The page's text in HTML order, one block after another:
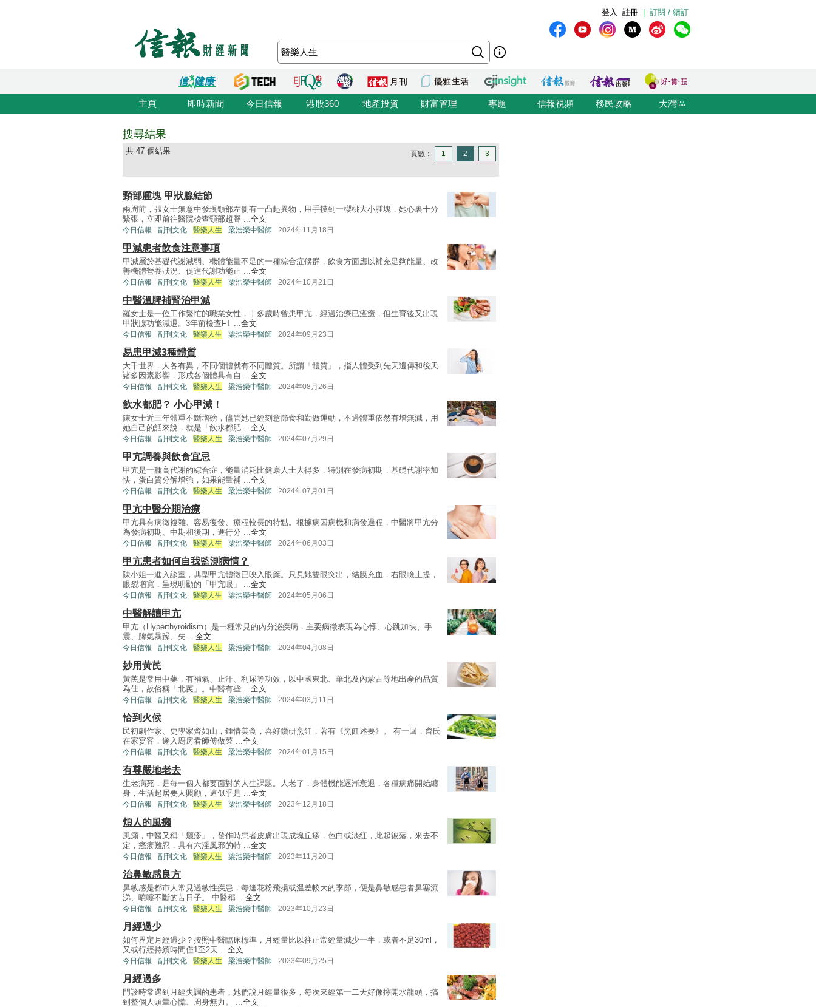
訂閱 / 續訂
註冊
登入
主頁 即時新聞 今日信報 港股360 地產投資 財富管理 專題 信報視頻 移民攻略 大灣區
搜尋結果
共 47 個結果 頁數： 1 2 3
頸部腫塊 甲狀腺結節
兩周前，張女士無意中發現頸部左側有一凸起異物，用手摸到一櫻桃大小腫塊，她心裏十分
緊張，立即前往醫院檢查頸部超聲 ...全文
今日信報 副刊文化 醫樂人生 梁浩榮中醫師 2024年11月18日
甲減患者飲食注意事項
甲減屬於基礎代謝減弱、機體能量不足的一種綜合症候群，飲食方面應以補充足夠能量、改
善機體營養狀況、促進代謝功能正 ...全文
今日信報 副刊文化 醫樂人生 梁浩榮中醫師 2024年10月21日
中醫溫脾補腎治甲減
羅女士是一位工作繁忙的職業女性，十多歲時曾患甲亢，經過治療已痊癒，但生育後又出現
甲狀腺功能減退。3年前檢查FT ...全文
今日信報 副刊文化 醫樂人生 梁浩榮中醫師 2024年09月23日
易患甲減3種體質
大千世界，人各有異，不同個體就有不同體質。所謂「體質」，指人體受到先天遺傳和後天
諸多因素影響，形成各個體具有自 ...全文
今日信報 副刊文化 醫樂人生 梁浩榮中醫師 2024年08月26日
飲水都肥？ 小心甲減！
陳女士近三年體重不斷增磅，儘管她已經刻意節食和勤做運動，不過體重依然有增無減，用
她自己的話來說，就是「飲水都肥 ...全文
今日信報 副刊文化 醫樂人生 梁浩榮中醫師 2024年07月29日
甲亢調養與飲食宜忌
甲亢是一種高代謝的綜合症，能量消耗比健康人士大得多，特別在發病初期，基礎代謝率加
快，蛋白質分解增強，如果能量補 ...全文
今日信報 副刊文化 醫樂人生 梁浩榮中醫師 2024年07月01日
甲亢中醫分期治療
甲亢具有病徵複雜、容易復發、療程較長的特點。根據病因病機和病發過程，中醫將甲亢分
為發病初期、中期和後期，進行分 ...全文
今日信報 副刊文化 醫樂人生 梁浩榮中醫師 2024年06月03日
甲亢患者如何自我監測病情？
陳小姐一進入診室，典型甲亢體徵已映入眼簾。只見她雙眼突出，結膜充血，右眼瞼上提，
眼裂增寬，呈現明顯的「甲亢眼」 ...全文
今日信報 副刊文化 醫樂人生 梁浩榮中醫師 2024年05月06日
中醫解讀甲亢
甲亢（Hyperthyroidism）是一種常見的內分泌疾病，主要病徵表現為心悸、心跳加快、手
震、脾氣暴躁、失 ...全文
今日信報 副刊文化 醫樂人生 梁浩榮中醫師 2024年04月08日
妙用黃芪
黃芪是常用中藥，有補氣、止汗、利尿等功效，以中國東北、華北及內蒙古等地出產的品質
為佳，故俗稱「北芪」。中醫有些 ...全文
今日信報 副刊文化 醫樂人生 梁浩榮中醫師 2024年03月11日
恰到火候
民初劇作家、史學家齊如山，鍾情美食，喜好鑽研烹飪，著有《烹飪述要》。 有一回，齊氏
在家宴客，遂入廚房看師傅做菜 ...全文
今日信報 副刊文化 醫樂人生 梁浩榮中醫師 2024年01月15日
有尊嚴地老去
生老病死，是每一個人都要面對的人生課題。人老了，身體機能逐漸衰退，各種病痛開始纏
身，生活起居要人照顧，這似乎是 ...全文
今日信報 副刊文化 醫樂人生 梁浩榮中醫師 2023年12月18日
煩人的風癩
風癩，中醫又稱「癮疹」，發作時患者皮膚出現成塊丘疹，色白或淡紅，此起彼落，來去不
定，瘙癢難忍，具有六淫風邪的特 ...全文
今日信報 副刊文化 醫樂人生 梁浩榮中醫師 2023年11月20日
治鼻敏感良方
鼻敏感是都市人常見過敏性疾患，每逢花粉飛揚或溫差較大的季節，便是鼻敏感患者鼻塞流
涕、噴嚏不斷的苦日子。 中醫稱 ...全文
今日信報 副刊文化 醫樂人生 梁浩榮中醫師 2023年10月23日
月經過少
如何界定月經過少？按照中醫臨床標準，月經量比以往正常經量減少一半，或者不足30ml，
又或行經持續時間僅1至2天 ...全文
今日信報 副刊文化 醫樂人生 梁浩榮中醫師 2023年09月25日
月經過多
門診時常遇到月經失調的患者，她們說月經量很多，每次來經第一二天好像擰開水龍頭，搞
到整個人頭暈心慌、周身無力。 ...全文